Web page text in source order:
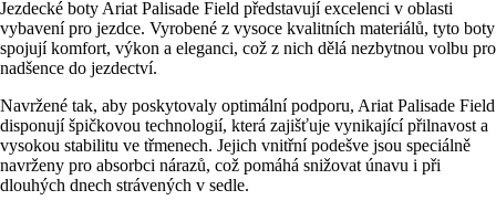
Jezdecké boty Ariat Palisade Field představují excelenci v oblasti
vybavení pro jezdce. Vyrobené z vysoce kvalitních materiálů, tyto boty
spojují komfort, výkon a eleganci, což z nich dělá nezbytnou volbu pro
nadšence do jezdectví.
Navržené tak, aby poskytovaly optimální podporu, Ariat Palisade Field
disponují špičkovou technologií, která zajišťuje vynikající přilnavost a
vysokou stabilitu ve třmenech. Jejich vnitřní podešve jsou speciálně
navrženy pro absorbci nárazů, což pomáhá snižovat únavu i při
dlouhých dnech strávených v sedle.